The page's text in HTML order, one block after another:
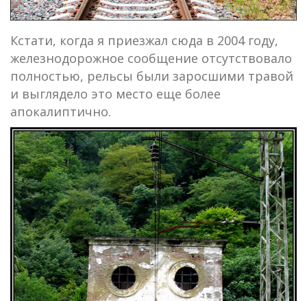
Кстати, когда я приезжал сюда в 2004 году,
железнодорожное сообщение отсутствовало
полностью, рельсы были заросшими травой
и выглядело это место еще более
апокалиптично.